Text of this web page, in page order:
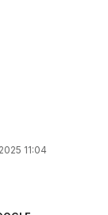
11:04